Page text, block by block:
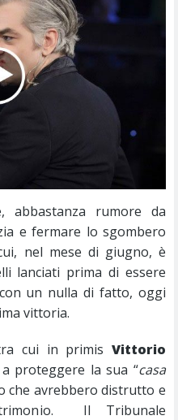
abbastanza rumore da
e fermare lo sgombero
nel mese di giugno, è
lanciati prima di essere
un nulla di fatto, oggi
vittoria.
cui in primis Vittorio
proteggere la sua “casa
che avrebbero distrutto e
Il Tribunale